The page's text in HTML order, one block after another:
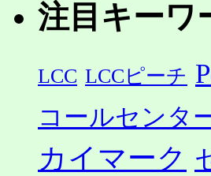
注目キーワ
LCC LCCピーチ
コールセンタ
カイマーク